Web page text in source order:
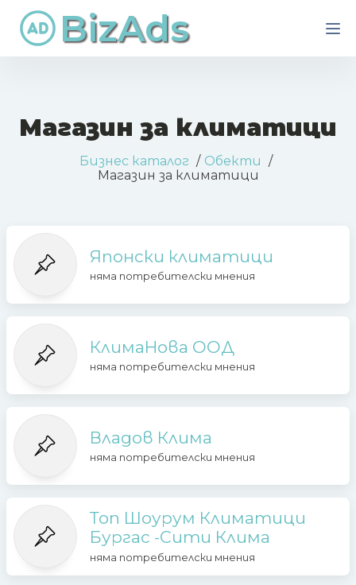
BizAds
Магазин за климатици
Бизнес каталог
Обекти
Магазин за климатици
Японски климатици
няма потребителски мнения
КлимаНова ООД
няма потребителски мнения
Владов Клима
няма потребителски мнения
Топ Шоурум Климатици
Бургас -Сити Клима
няма потребителски мнения